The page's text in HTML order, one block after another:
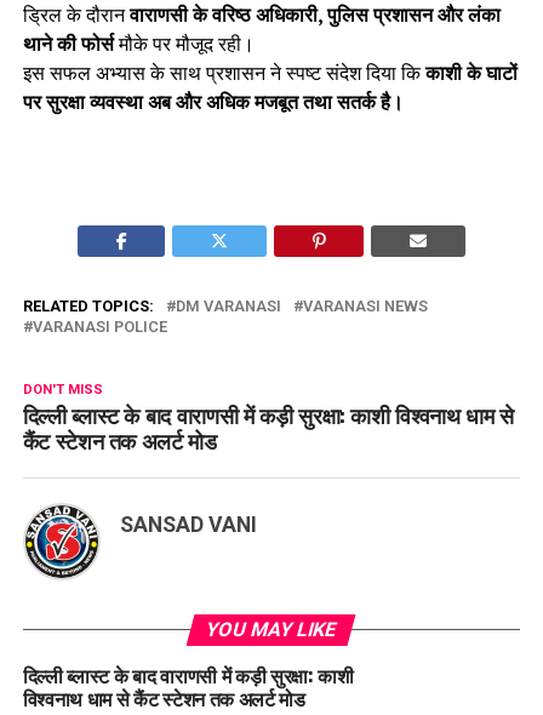
ड्रिल के दौरानवाराणसी के वरिष्ठ अधिकारी, पुलिस प्रशासन और लंका
थाने की फोर्समौके पर मौजूद रही।
इस सफल अभ्यास के साथ प्रशासन ने स्पष्ट संदेश दिया किकाशी के घाटों
पर सुरक्षा व्यवस्था अब और अधिक मजबूत तथा सतर्क है।
RELATED TOPICS: DM VARANASI
VARANASI NEWS
VARANASI POLICE
DON'T MISS
दिल्ली ब्लास्ट के बाद वाराणसी में कड़ी सुरक्षा: काशी विश्वनाथ धाम से
कैंट स्टेशन तक अलर्ट मोड
SANSAD VANI
YOU MAY LIKE
दिल्ली ब्लास्ट के बाद वाराणसी में कड़ी सुरक्षा: काशी
विश्वनाथ धाम से कैंट स्टेशन तक अलर्ट मोड